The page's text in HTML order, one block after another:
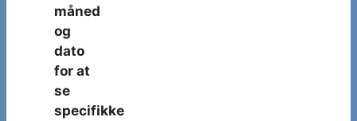
måned
og
dato
for at
se
specifikke